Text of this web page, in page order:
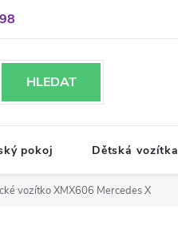
HLEDAT
pokoj Dětská vozítka
vozítko XMX606 Mercedes X